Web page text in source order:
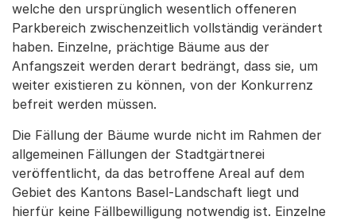
welche den ursprünglich wesentlich offeneren
Parkbereich zwischenzeitlich vollständig verändert
haben. Einzelne, prächtige Bäume aus der
Anfangszeit werden derart bedrängt, dass sie, um
weiter existieren zu können, von der Konkurrenz
befreit werden müssen.
Die Fällung der Bäume wurde nicht im Rahmen der
allgemeinen Fällungen der Stadtgärtnerei
veröffentlicht, da das betroffene Areal auf dem
Gebiet des Kantons Basel-Landschaft liegt und
hierfür keine Fällbewilligung notwendig ist. Einzelne